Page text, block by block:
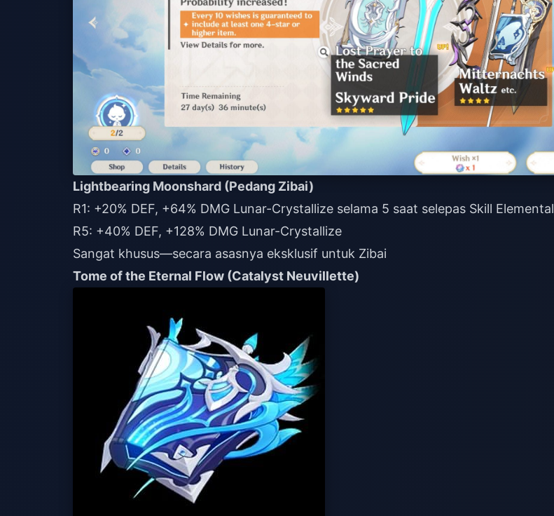
Lightbearing Moonshard (Pedang Zibai)
R1: +20% DEF, +64% DMG Lunar-Crystallize selama 5 saat selepas Skill Elemental
R5: +40% DEF, +128% DMG Lunar-Crystallize
Sangat khusus—secara asasnya eksklusif untuk Zibai
Tome of the Eternal Flow (Catalyst Neuvillette)